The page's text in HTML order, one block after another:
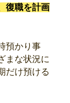
復職を計画
預かり事
まな状況に
だけ預ける